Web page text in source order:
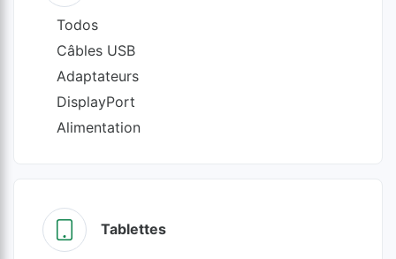
Todos
Câbles USB
Adaptateurs
DisplayPort
Alimentation
Tablettes